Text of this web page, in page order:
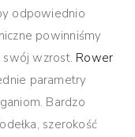
odpowiednio
powinniśmy
swój wzrost. Rower
parametry
Bardzo
szerokość